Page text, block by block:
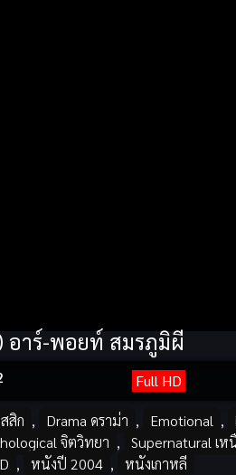
อาร์-พอยท์ สมรภูมิผี
Full HD
สิก , Drama ดราม่า , Emotional ,
จิตวิทยา , Supernatural เห
, หนังปี 2004 , หนังเกาหลี